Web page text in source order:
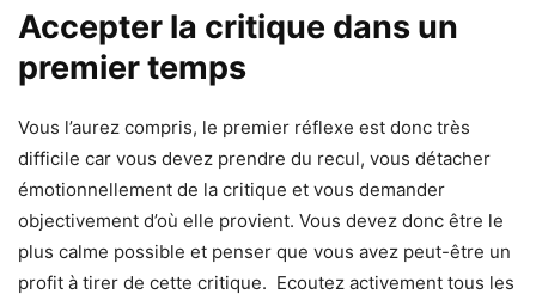
Accepter la critique dans un
premier temps
Vous l’aurez compris, le premier réflexe est donc très
difficile car vous devez prendre du recul, vous détacher
émotionnellement de la critique et vous demander
objectivement d’où elle provient. Vous devez donc être le
plus calme possible et penser que vous avez peut-être un
profit à tirer de cette critique. Ecoutez activement tous les